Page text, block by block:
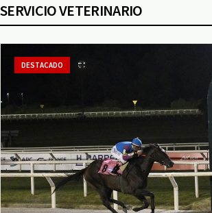
SERVICIO VETERINARIO
DESTACADO